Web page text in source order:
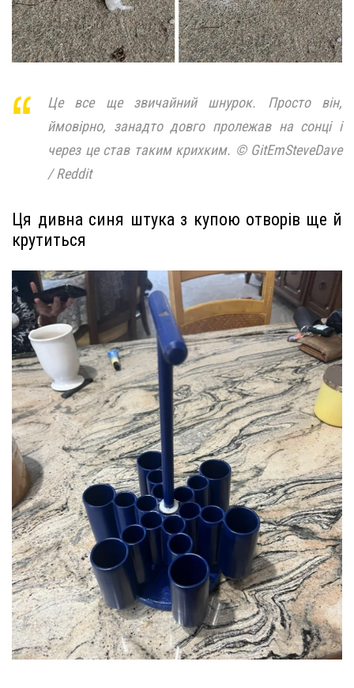
Це все ще звичайний шнурок. Просто він,
ймовірно, занадто довго пролежав на сонці і
через це став таким крихким. © GitEmSteveDave
/ Reddit
Ця дивна синя штука з купою отворів ще й
крутиться